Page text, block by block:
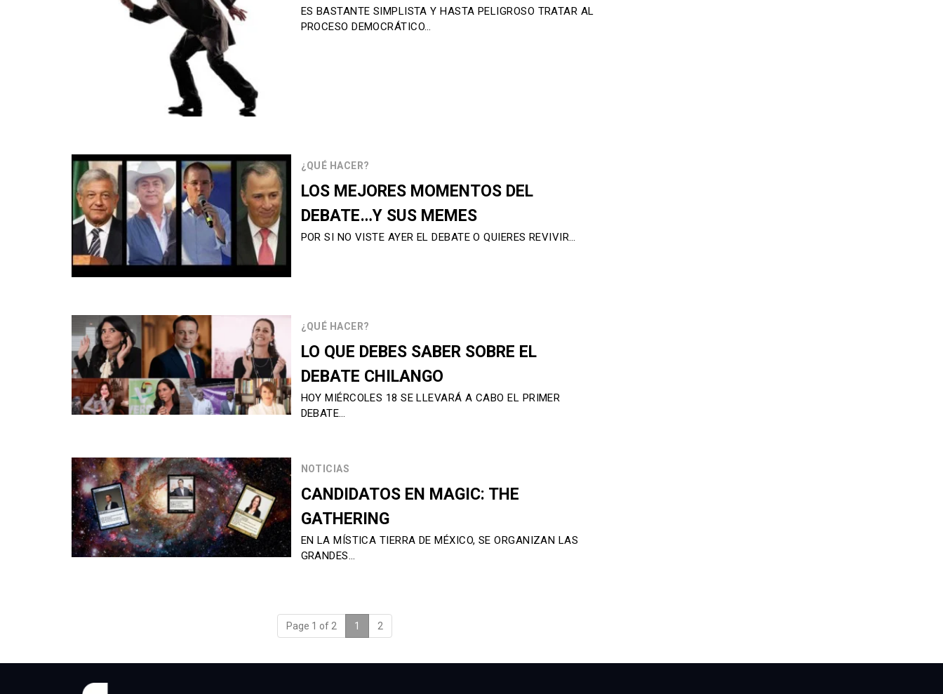
ES BASTANTE SIMPLISTA Y HASTA PELIGROSO TRATAR AL
PROCESO DEMOCRÁTICO…
¿QUÉ HACER?
LOS MEJORES MOMENTOS DEL
DEBATE…Y SUS MEMES
POR SI NO VISTE AYER EL DEBATE O QUIERES REVIVIR…
¿QUÉ HACER?
LO QUE DEBES SABER SOBRE EL
DEBATE CHILANGO
HOY MIÉRCOLES 18 SE LLEVARÁ A CABO EL PRIMER
DEBATE…
NOTICIAS
CANDIDATOS EN MAGIC: THE
GATHERING
EN LA MÍSTICA TIERRA DE MÉXICO, SE ORGANIZAN LAS
GRANDES…
Page 1 of 2 1 (current)
2